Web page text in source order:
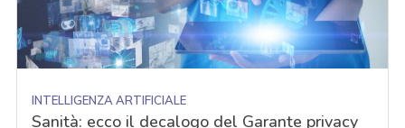
INTELLIGENZA ARTIFICIALE
Sanità: ecco il decalogo del Garante privacy